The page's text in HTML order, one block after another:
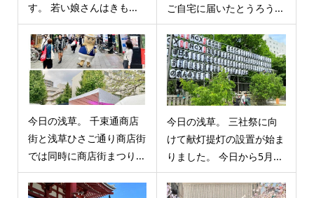
す。 若い娘さんはきも...
ご自宅に届いたとうろう...
今日の浅草。 千束通商店
街と浅草ひさご通り商店街
では同時に商店街まつり...
今日の浅草。 三社祭に向
けて献灯提灯の設置が始ま
りました。 今日から5月...